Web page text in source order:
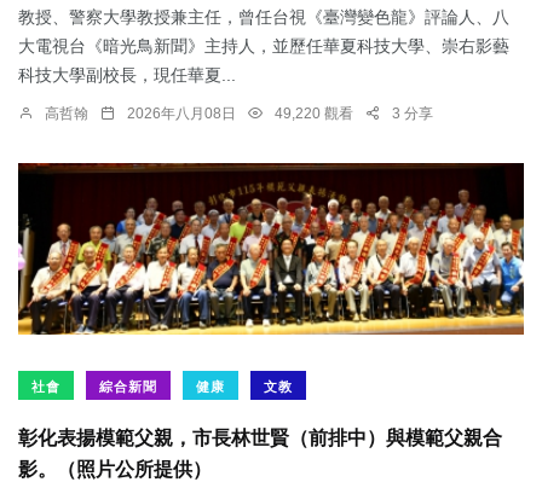
教授、警察大學教授兼主任，曾任台視《臺灣變色龍》評論人、八
大電視台《暗光鳥新聞》主持人，並歷任華夏科技大學、崇右影藝
科技大學副校長，現任華夏...
高哲翰 2026年八月08日 49,220 觀看 3 分享
社會 綜合新聞 健康 文教
彰化表揚模範父親，市長林世賢（前排中）與模範父親合
影。（照片公所提供）